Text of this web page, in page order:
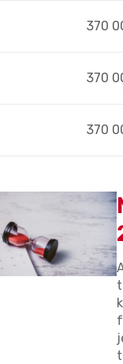
370
370
370